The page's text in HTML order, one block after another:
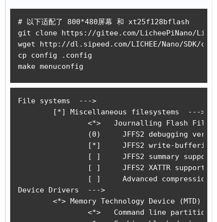
# 以下适配了 800*480屏幕 和 xt25f128bflash
git clone https://gitee.com/LicheePiNano/
wget http://dl.sipeed.com/LICHEE/Nano/SDK/
cp config .config
make menuconfig
File systems  --->
Device Drivers  --->